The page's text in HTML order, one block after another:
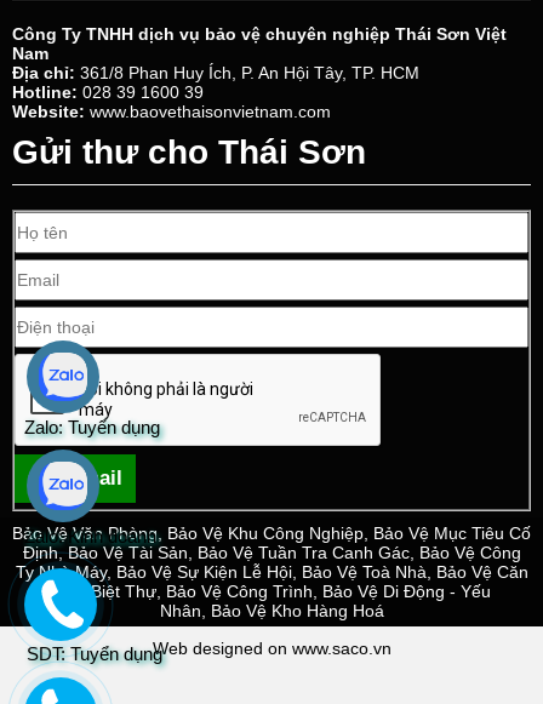
Công Ty TNHH dịch vụ bảo vệ chuyên nghiệp Thái Sơn Việt
Nam
Địa chỉ: 361/8 Phan Huy Ích, P. An Hội Tây, TP. HCM
Hotline: 028 39 1600 39
Website: www.baovethaisonvietnam.com
Gửi thư cho Thái Sơn
Gửi email
Bảo Vệ Văn Phòng, Bảo Vệ Khu Công Nghiệp Bảo Vệ Mục Tiêu Cố
Định,Bảo Vệ Tài Sản Bảo Vệ Tuần Tra Canh Gác, Bảo Vệ Công
Ty Nhà Máy, Bảo Vệ Sự Kiện Lễ Hội, Bảo Vệ Toà Nhà
Bảo Vệ Căn
Hộ - Biệt Thự, Bảo Vệ Công Trình
Bảo Vệ Di Động - Yếu
Nhân
Bảo Vệ Kho Hàng Hoá
Web designed on www.saco.vn
Zalo: Tuyển dụng
Zalo: Kinh doanh
SDT: Tuyển dụng